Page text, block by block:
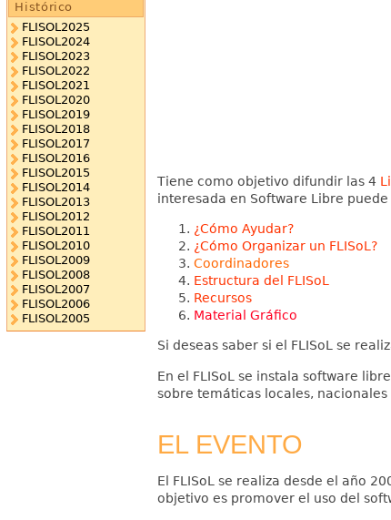
Histórico
FLISOL2025
FLISOL2024
FLISOL2023
FLISOL2022
FLISOL2021
FLISOL2020
FLISOL2019
FLISOL2018
FLISOL2017
FLISOL2016
FLISOL2015
FLISOL2014
FLISOL2013
FLISOL2012
FLISOL2011
FLISOL2010
FLISOL2009
FLISOL2008
FLISOL2007
FLISOL2006
FLISOL2005
Tiene como objetivo difundir las 4
interesada en Software Libre
¿Cómo Ayudar?
¿Cómo Organizar un FLISoL?
Coordinadores
Estructura del FLISoL
Recursos
Material Gráfico
Si deseas saber si el FLISoL se
En el FLISoL se instala software
sobre temáticas locales,
EL EVENTO
El FLISoL se realiza desde el año
objetivo es promover el uso del